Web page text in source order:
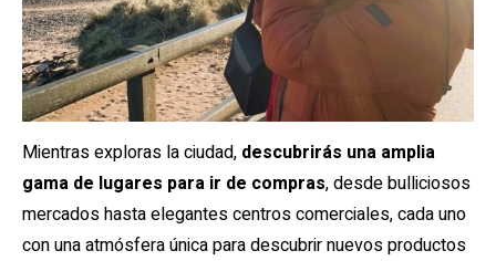
Mientras exploras la ciudad, descubrirás una amplia
gama de lugares para ir de compras, desde bulliciosos
mercados hasta elegantes centros comerciales, cada uno
con una atmósfera única para descubrir nuevos productos